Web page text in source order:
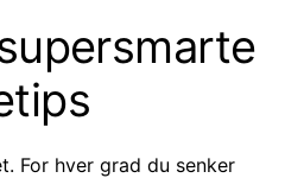
For hver grad du senker